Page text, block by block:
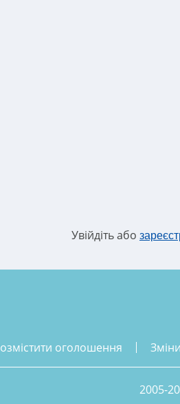
Увійдіть або
розмістити оголошення
2005-